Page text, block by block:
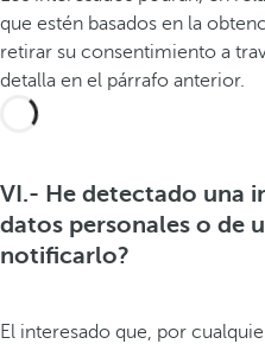
que estén basados en la
retirar su consentimiento a
detalla en el párrafo anterior.
VI.- He detectado una
datos personales o de
notificarlo?
El interesado que, por